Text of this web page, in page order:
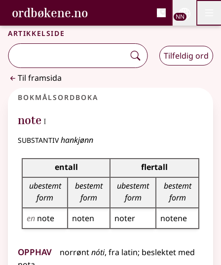
Gå til hovudinnhald
Tilgjenge
ordbøkene.no, Bokmålsordboka og
Bokmålsordboka og Nynorskordboka
NN
Artikkelside
Tilfeldig ord
Til framsida
Bokmålsordboka
note 1
I
substantivhankjønn
Bøyingstabell for dette substantivet
entall
flertall
ubestemt
form
bestemt
form
ubestemt
form
bestemt
form
en note noten noter notene
Opphav norrøntnóti, fra latin; beslektet med